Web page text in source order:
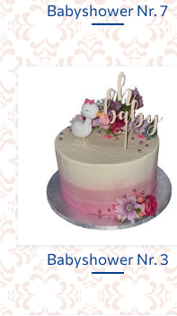
Babyshower Nr. 7
Babyshower Nr. 3